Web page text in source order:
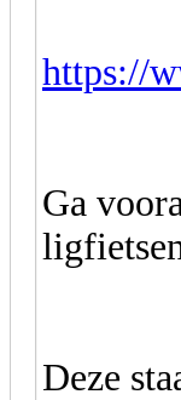
https://
Ga
Deze